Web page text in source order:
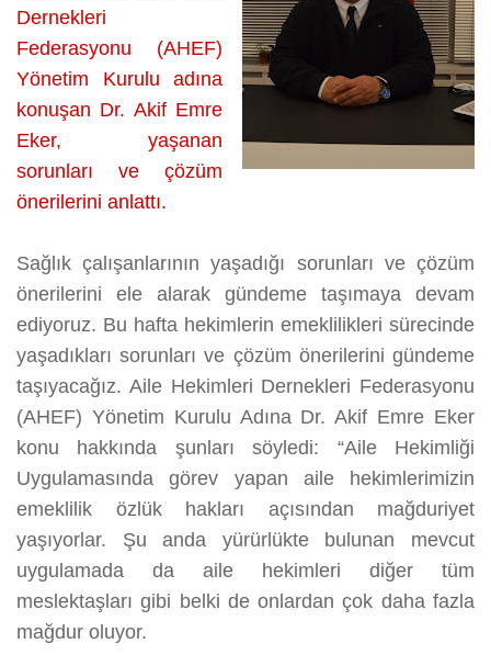
Dernekleri
Federasyonu (AHEF)
Yönetim Kurulu adına
konuşan Dr. Akif Emre
Eker, yaşanan
sorunları ve çözüm
önerilerini anlattı.
Sağlık çalışanlarının yaşadığı sorunları ve çözüm
önerilerini ele alarak gündeme taşımaya devam
ediyoruz. Bu hafta hekimlerin emeklilikleri sürecinde
yaşadıkları sorunları ve çözüm önerilerini gündeme
taşıyacağız. Aile Hekimleri Dernekleri Federasyonu
(AHEF) Yönetim Kurulu Adına Dr. Akif Emre Eker
konu hakkında şunları söyledi: “Aile Hekimliği
Uygulamasında görev yapan aile hekimlerimizin
emeklilik özlük hakları açısından mağduriyet
yaşıyorlar. Şu anda yürürlükte bulunan mevcut
uygulamada da aile hekimleri diğer tüm
meslektaşları gibi belki de onlardan çok daha fazla
mağdur oluyor.